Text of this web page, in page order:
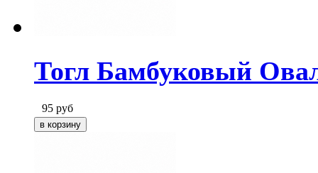
Тогл Бамбуковый
95 руб